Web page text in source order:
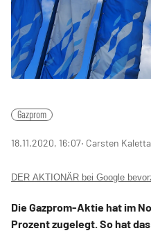
Gazprom
18.11.2020, 16:07‧ Carsten Kaletta
DER AKTIONÄR bei Google
Die Gazprom-Aktie hat im
Prozent zugelegt. So hat